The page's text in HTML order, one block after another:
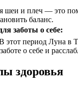
шеи и плеч — это
баланс.
заботы о себе:
период Луна в
о себе и
здоровья